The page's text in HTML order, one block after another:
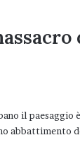
il paesaggio
abbattimento